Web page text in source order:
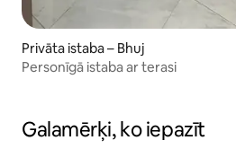
Privāta istaba – Bhuj
Personīgā istaba ar terasi
Galamērķi, ko iepazīt